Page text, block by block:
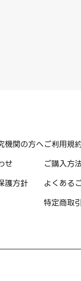
機関の方へ
せ
護方針
ご利用規
ご購入方
よくある
特定商取